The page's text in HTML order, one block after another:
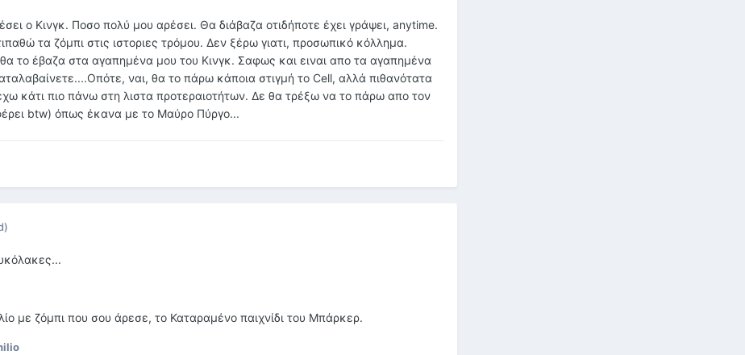
ο Κινγκ. Ποσο πολύ μου αρέσει. Θα διάβαζα οτιδήποτε έχει γράψει, anytime.
τα ζόμπι στις ιστοριες τρόμου. Δεν ξέρω γιατι, προσωπικό κόλλημα.
το έβαζα στα αγαπημένα μου του Κινγκ. Σαφως και ειναι απο τα αγαπημένα
ναι, θα το πάρω κάποια στιγμή το Cell, αλλά πιθανότατα
κάτι πιο πάνω στη λιστα προτεραιοτήτων. Δε θα τρέξω να το πάρω απο τον
btw) όπως έκανα με το Μαύρο Πύργο...
με ζόμπι που σου άρεσε, το Καταραμένο παιχνίδι του Μπάρκερ.